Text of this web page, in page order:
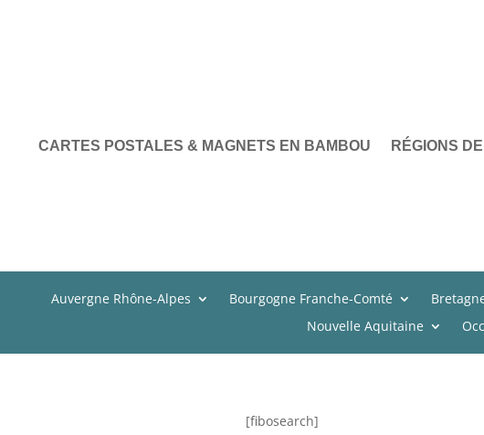
CARTES POSTALES & MAGNETS EN BAMBOU RÉGIONS
Auvergne Rhône-Alpes Bourgogne Franche-Comté
Nouvelle Aquitaine
[fibosearch]